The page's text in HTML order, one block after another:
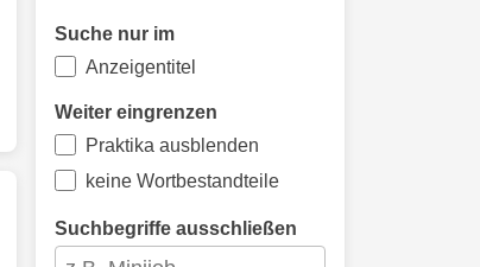
Suche nur im
Anzeigentitel
Weiter eingrenzen
Praktika ausblenden
keine Wortbestandteile
Suchbegriffe ausschließen